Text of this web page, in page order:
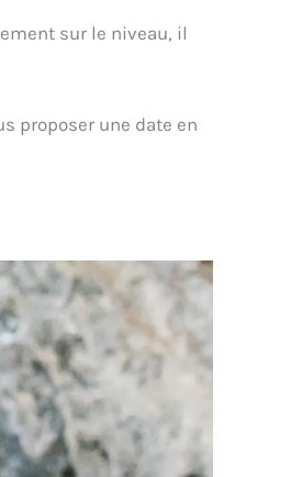
sur le niveau, il
proposer une date en